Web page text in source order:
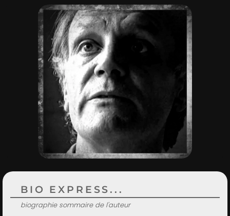
TROMBINO
RECHERCHE
LIENS & FESTIVALS
UN POLAR AU HASARD
BIO EXPRESS...
biographie sommaire de l'auteur